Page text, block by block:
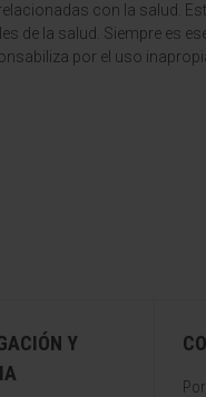
con la salud.
la salud. Siempre es
por el uso
Y